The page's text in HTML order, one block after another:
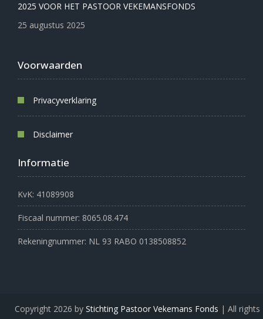
2025 VOOR HET PASTOOR VEKEMANSFONDS
25 augustus 2025
Voorwaarden
Privacyverklaring
Disclaimer
Informatie
KvK: 41089908
Fiscaal nummer: 8065.08.474
Rekeningnummer: NL 93 RABO 0138508852
Copyright 2026 by Stichting Pastoor Vekemans Fonds | All rights